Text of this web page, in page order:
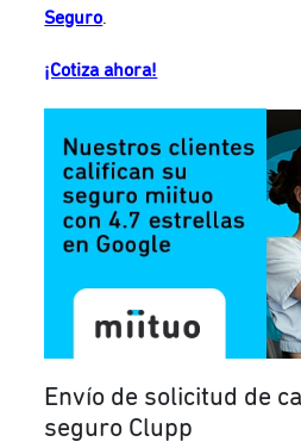
Seguro.
¡Cotiza ahora!
Envío de solicitud de
seguro Clupp